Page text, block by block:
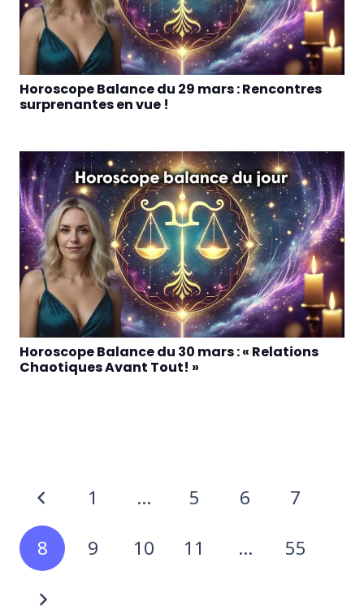
Horoscope Balance du 29 mars : Rencontres
surprenantes en vue !
Horoscope Balance du 30 mars : « Relations
Chaotiques Avant Tout! »
1 … 5 6 7
8 9 10 11 … 55